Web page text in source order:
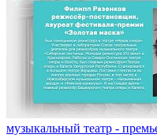
музыкальный театр -